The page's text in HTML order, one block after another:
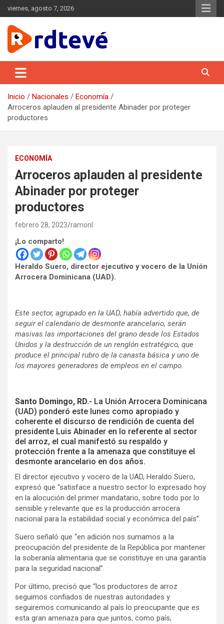
Saltar
al
contenido
viernes, agosto 7, 2026
RDTEVÉ
nuestra audiencia, de manera continua, y lo difundimos a través
de las diversas plataformas digitales, con una gestión
Inicio Nacionales
Economía
Arroceros aplauden al presidente Abinader por proteger
productores
ECONOMÍA
Arroceros aplauden al presidente
Abinader por proteger
productores
febrero 28, 2023 ramonl
¡Lo comparto!
Heraldo Suero, director ejecutivo y vocero de la Unión
Arrocera Dominicana (UAD).
Este sector, agrupado en la UAD, había advertido que, de
seguir el calendario de desmonte arancelario, serán
masivas las importaciones del grano desde los Estados
Unidos y la destrucción de un renglón estratégico, que
produce el principal rubro de la canasta básica y uno de
los mayores generadores de empleos en el campo.
Santo Domingo, RD.- La Unión Arrocera Dominicana
(UAD) ponderó este lunes como apropiado y
coherente el discurso de rendición de cuenta del
presidente Luis Abinader en lo referente al sector
del arroz, el cual manifestó su respaldo y
protección frente a la amenaza que constituye el
desmonte arancelario en dos años.
El director ejecutivo y vocero de la UAD, Heraldo Suero,
expresó que “satisface a nuestro sector lo expresado hoy
en la alocución del primer mandatario, sobre todo por lo
sensible y relevante que es la producción arrocera
nacional para la estabilidad social y económica del país”.
Suero señaló que “en adición nos sumamos a la
preocupación del presidente de la República por mantener
la soberanía alimentaria que se constituye en una garantía
para la seguridad nacional”.
Por último, precisó que “los productores de arroz
seguimos confiados de nuestras autoridades y
seguiremos comunicando al país lo preocupante que es
esta gran amenaza para que juntos, como país,